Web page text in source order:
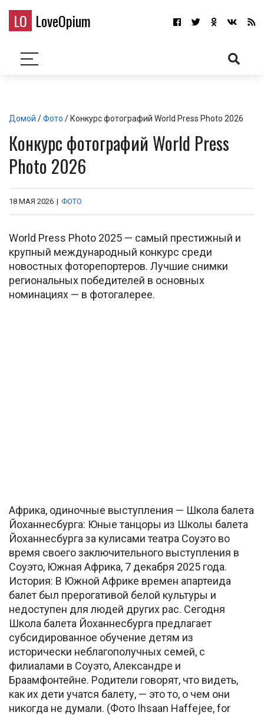
LO LoveOpium
Домой /Фото / Конкурс фотографий World Press Photo 2026
Конкурс фотографий World Press
Photo 2026
18 МАЯ 2026 | ФОТО
World Press Photo 2025 — самый престижный и
крупный международный конкурс среди
новостных фоторепортеров. Лучшие снимки
региональных победителей в основных
номинациях — в фотогалерее.
Африка, одиночные выступления — Школа балета
Йоханнесбурга: Юные танцоры из Школы балета
Йоханнесбурга за кулисами театра Соуэто во
время своего заключительного выступления в
Соуэто, Южная Африка, 7 декабря 2025 года.
История: В Южной Африке времен апартеида
балет был прерогативой белой культуры и
недоступен для людей других рас. Сегодня
Школа балета Йоханнесбурга предлагает
субсидированное обучение детям из
исторически неблагополучных семей, с
филиалами в Соуэто, Александре и
Браамфонтейне. Родители говорят, что видеть,
как их дети учатся балету, — это то, о чем они
никогда не думали. (Фото Ihsaan Haffejee, for